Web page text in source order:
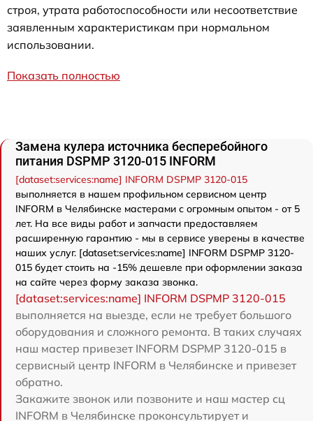
строя, утрата работоспособности или несоответствие
заявленным характеристикам при нормальном
использовании.
Показать полностью
Замена кулера источника бесперебойного
питания DSPMP 3120-015 INFORM
[dataset:services:name] INFORM DSPMP 3120-015
выполняется в нашем профильном сервисном центр
INFORM в Челябинске мастерами с огромным опытом - от 5
лет. На все виды работ и запчасти предоставляем
расширенную гарантию - мы в сервисе уверены в качестве
наших услуг. [dataset:services:name] INFORM DSPMP 3120-
015 будет стоить на -15% дешевле при оформлении заказа
на сайте через форму заказа звонка.
[dataset:services:name] INFORM DSPMP 3120-015
выполняется на выезде, если не требует большого
оборудования и сложного ремонта. В таких случаях
наш мастер привезет INFORM DSPMP 3120-015 в
сервисный центр INFORM в Челябинске и привезет
обратно.
Закажите звонок или позвоните и наш мастер сц
INFORM в Челябинске проконсультирует и